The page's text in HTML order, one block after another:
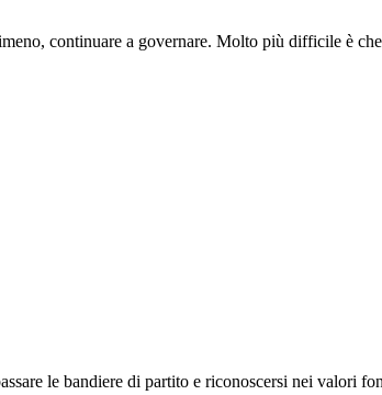
continuare a governare. Molto più difficile è
le bandiere di partito e riconoscersi nei valori